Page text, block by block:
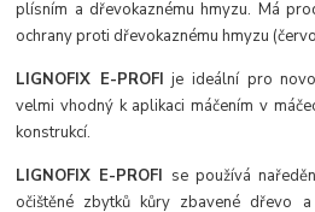
plísním a dřevokaznému hmyzu. Má
ochrany proti dřevokaznému hmyzu
LIGNOFIX E-PROFI je ideální pro
velmi vhodný k aplikaci máčením v
konstrukcí.
LIGNOFIX E-PROFI se používá
očištěné zbytků kůry zbavené dřevo